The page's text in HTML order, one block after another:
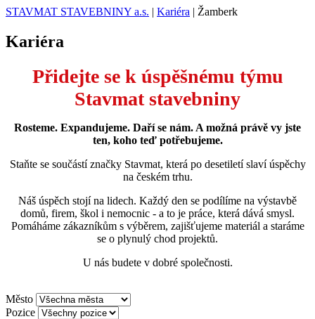
STAVMAT STAVEBNINY a.s. | Kariéra | Žamberk
Kariéra
Přidejte se k úspěšnému týmu
Stavmat stavebniny
Rosteme. Expandujeme. Daří se nám. A možná právě vy jste
ten, koho teď potřebujeme.
Staňte se součástí značky Stavmat, která po desetiletí slaví úspěchy
na českém trhu.
Náš úspěch stojí na lidech. Každý den se podílíme na výstavbě
domů, firem, škol i nemocnic - a to je práce, která dává smysl.
Pomáháme zákazníkům s výběrem, zajišťujeme materiál a staráme
se o plynulý chod projektů.
U nás budete v dobré společnosti.
Město
Pozice